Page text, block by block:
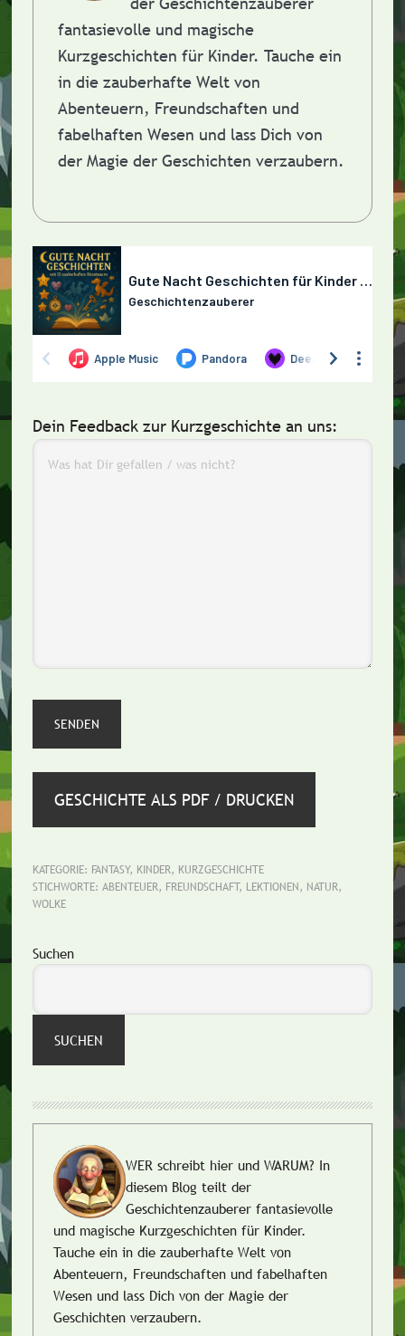
fantasievolle und magische
Kurzgeschichten für Kinder. Tauche ein
in die zauberhafte Welt von
Abenteuern, Freundschaften und
fabelhaften Wesen und lass Dich von
der Magie der Geschichten verzaubern.
Dein Feedback zur Kurzgeschichte an uns:
GESCHICHTE ALS PDF / DRUCKEN
KATEGORIE: FANTASY, KINDER, KURZGESCHICHTE
STICHWORTE: ABENTEUER, FREUNDSCHAFT, LEKTIONEN, NATUR,
WOLKE
Seitenspalte
Suchen
SUCHEN
WER schreibt hier und WARUM? In
diesem Blog teilt der
Geschichtenzauberer fantasievolle
und magische Kurzgeschichten für Kinder.
Tauche ein in die zauberhafte Welt von
Abenteuern, Freundschaften und fabelhaften
Wesen und lass Dich von der Magie der
Geschichten verzaubern.